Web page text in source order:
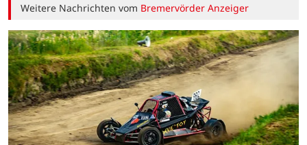
Weitere Nachrichten vom Bremervörder Anzeiger